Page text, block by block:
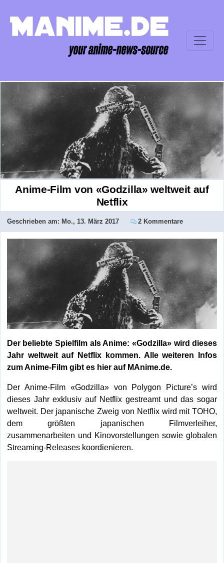
Anime-Film von «Godzilla» weltweit auf
Netflix
Geschrieben am: Mo., 13. März 2017 2 Kommentare
Der beliebte Spielfilm als Anime: «Godzilla» wird dieses
Jahr weltweit auf Netflix kommen. Alle weiteren Infos
zum Anime-Film gibt es hier auf MAnime.de.
Der Anime-Film «Godzilla» von Polygon Picture’s wird
dieses Jahr exklusiv auf Netflix gestreamt und das sogar
weltweit. Der japanische Zweig von Netflix wird mit TOHO,
dem größten japanischen Filmverleiher,
zusammenarbeiten und Kinovorstellungen sowie globalen
Streaming-Releases koordienieren.